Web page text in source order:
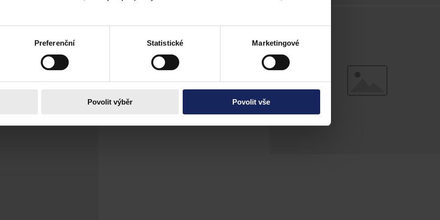
Preferenční Statistické Marketingové
Povolit výběr Povolit vše
kvůli zamítnutým dotacím
dvou firem z koncernu Agrofert, jimž ministerstvo průmyslu a obchodu v roce